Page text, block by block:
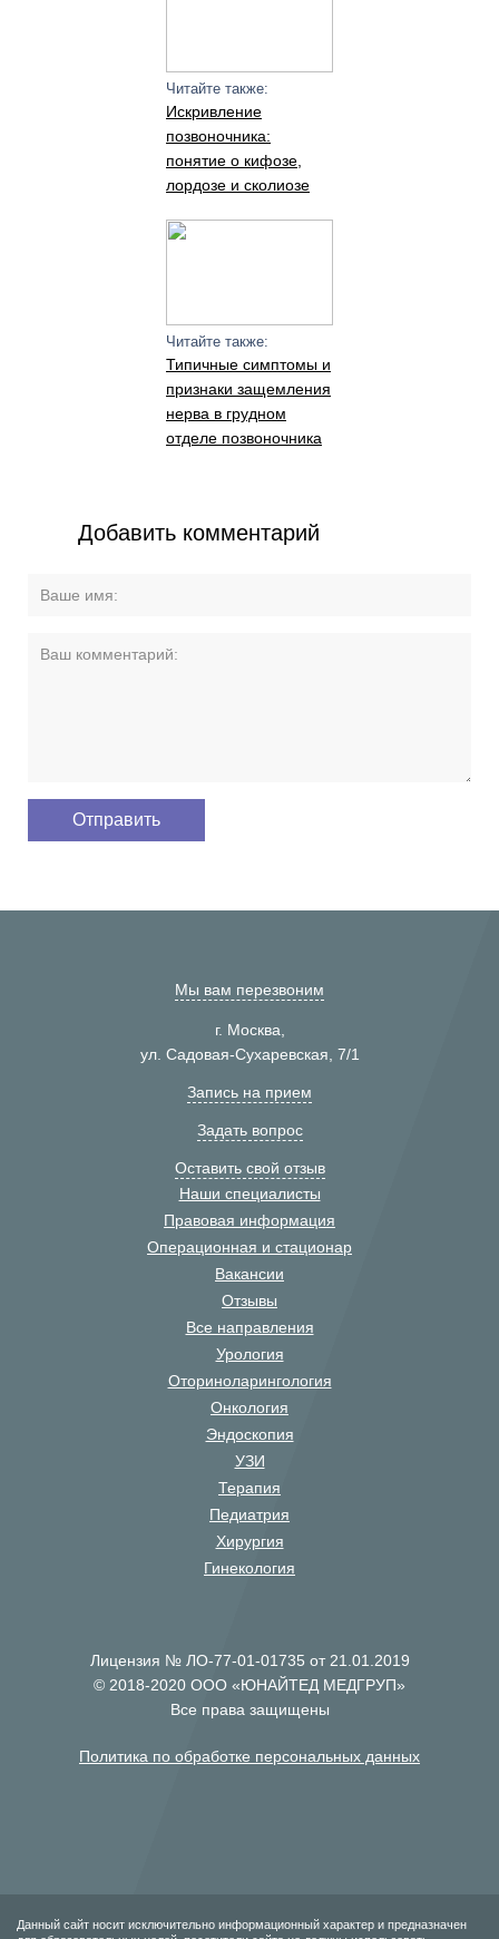
Читайте также:
Искривление
позвоночника:
понятие о кифозе,
лордозе и сколиозе
Читайте также:
Типичные симптомы и
признаки защемления
нерва в грудном
отделе позвоночника
Добавить комментарий
Мы вам перезвоним
г. Москва,
ул. Садовая-Сухаревская, 7/1
Запись на прием
Задать вопрос
Оставить свой отзыв
Наши специалисты
Правовая информация
Операционная и стационар
Вакансии
Отзывы
Все направления
Урология
Оториноларингология
Онкология
Эндоскопия
УЗИ
Терапия
Педиатрия
Хирургия
Гинекология
Лицензия № ЛО-77-01-01735 от 21.01.2019
© 2018-2020 ООО «ЮНАЙТЕД МЕДГРУП»
Все права защищены
Политика по обработке персональных данных
Данный сайт носит исключительно информационный характер и предназначен